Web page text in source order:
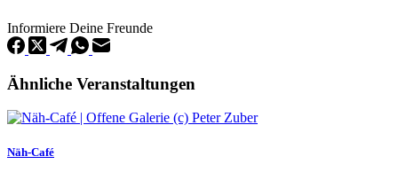
Informiere Deine Freunde
Ähnliche Veranstaltungen
Näh-Café